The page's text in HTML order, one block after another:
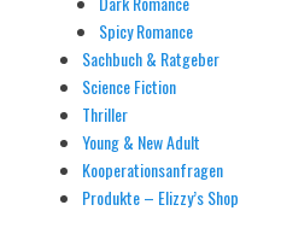
Spicy Romance
Sachbuch & Ratgeber
Science Fiction
Thriller
Young & New Adult
Kooperationsanfragen
Produkte – Elizzy’s Shop